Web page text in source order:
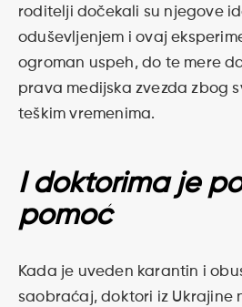
roditelji dočekali su njegove
oduševljenjem i ovaj
ogroman uspeh, do te mere
prava medijska zvezda zbog
teškim vremenima.
I doktorima je
pomoć
Kada je uveden karantin i
saobraćaj, doktori iz Ukrajine